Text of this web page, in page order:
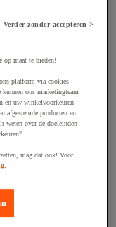
Verder zonder accepteren >
op maat te bieden!
platform via cookies
ons marketingteam
en uw winkelvoorkeuren
afgestemde producten en
weten over de doeleinden
mag dat ook! Voor